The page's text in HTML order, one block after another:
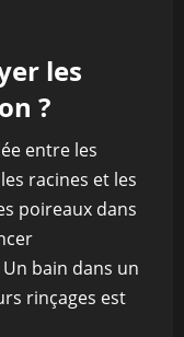
les
?
entre les
racines et les
poireaux dans
bain dans un
rinçages est